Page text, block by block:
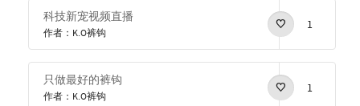
科技新宠视频直播
作者：K.O裤钩
1
只做最好的裤钩
作者：K.O裤钩
1